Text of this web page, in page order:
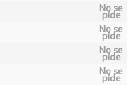
No se
pide
No se
pide
No se
pide
No se
pide